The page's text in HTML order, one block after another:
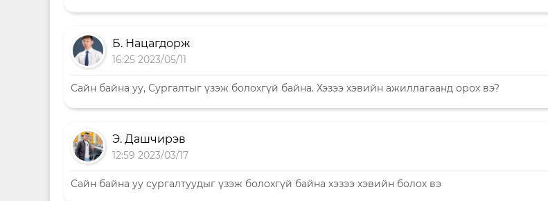
Б. Нацагдорж
16:25 2023/05/11
Сайн байна уу, Сургалтыг үзэж болохгүй байна. Хэзээ хэвийн ажиллагаанд орох вэ?
Э. Дашчирэв
12:59 2023/03/17
Сайн байна уу сургалтуудыг үзэж болохгүй байна хэзээ хэвийн болох вэ